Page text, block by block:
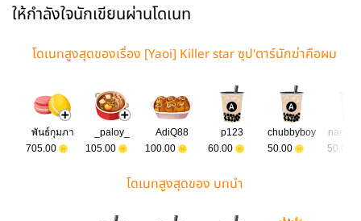
ให้กำลังใจนักเขียนผ่านโดเนท
โดเนทสูงสุดของเรื่อง [Yaoi] Killer star ซุป'ตาร์นักฆ่าคือผม
พันธ์กุมภา
705.00
_paloy_
105.00
AdiQ88
100.00
p123
60.00
chubbyboy
50.00
50.00
โดเนทสูงสุดของ บทนำ